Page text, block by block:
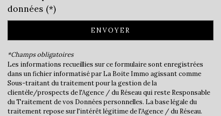
École primaire
Mairie
statistiques
Nombre d'habitants
4 957
Propriétaires (vs. locataires)
48,97 %
Taxe habitation
15,83 %
données (*)
ENVOYER
*Champs obligatoires
Les informations recueillies sur ce formulaire sont enregistrées
dans un fichier informatisé par La Boite Immo agissant comme
Sous-traitant du traitement pour la gestion de la
clientèle/prospects de l'Agence / du Réseau qui reste Responsable
du Traitement de vos Données personnelles. La base légale du
traitement repose sur l'intérêt légitime de l'Agence / du Réseau.